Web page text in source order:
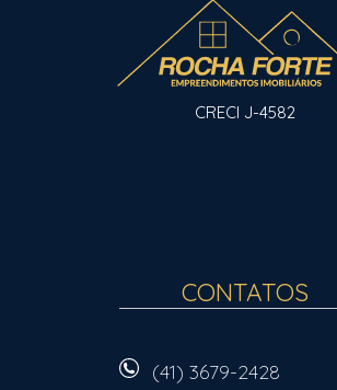
CRECI J-4582
CONTATOS
(41) 3679-2428